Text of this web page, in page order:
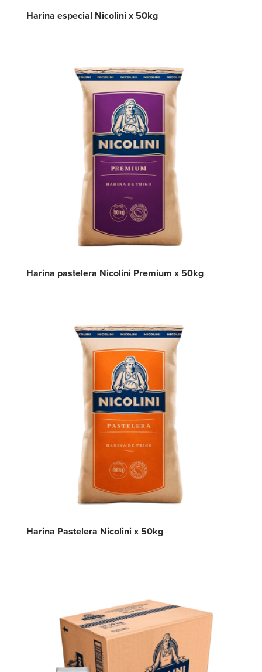
Harina especial Nicolini x 50kg
Harina pastelera Nicolini Premium x 50kg
Harina Pastelera Nicolini x 50kg